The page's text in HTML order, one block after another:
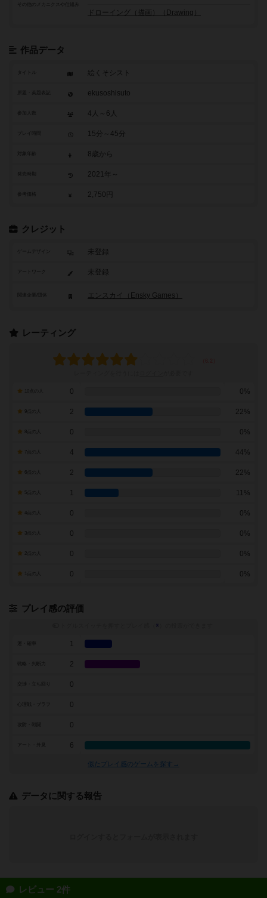
その他のメカニクスや仕組み
ドローイング（描画）（Drawing）
作品データ
タイトル 絵くそシスト
ekusoshisuto
参加人数 4人～6人
15分～45分
8歳から
2021年～
参考価格 2,750円
クレジット
ゲームデザイン 未登録
アートワーク 未登録
エンスカイ（Ensky Games）
レーティング
0 0%
2 22%
0 0%
7点の人 4 44%
2 22%
1 11%
0 0%
0 0%
0 0%
0 0%
プレイ感の評価
※
1
戦略・判断力 2
0
0
0
アート・外見 6
似たプレイ感のゲームを探す→
データに関する報告
レビュー 2件